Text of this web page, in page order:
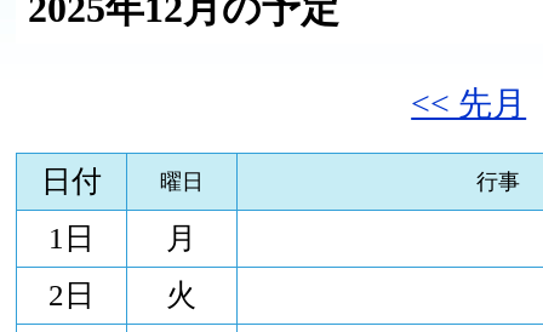
2025年12月の予定
<< 先月
日付 曜日 行事
1日
月
2日
火